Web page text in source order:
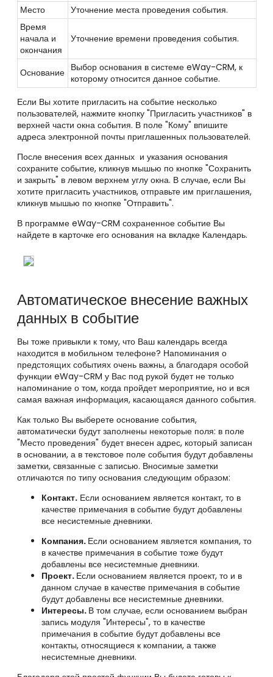
Место
Уточнение места проведения события.
Время
начала и
окончания
Уточнение времени проведения события.
Основание Выбор основания в системе eWay-CRM, к
которому относится данное событие.
Если Вы хотите пригласить на событие несколько
пользователей, нажмите кнопку "Пригласить участников" в
верхней части окна события. В поле "Кому" впишите
адреса электронной почты приглашенных пользователей.
После внесения всех данных и указания основания
сохраните событие, кликнув мышью по кнопке "Сохранить
и закрыть" в левом верхнем углу окна. В случае, если Вы
хотите пригласить участников, отправьте им приглашения,
кликнув мышью по кнопке "Отправить".
В программе eWay-CRM сохраненное событие Вы
найдете в карточке его основания на вкладке Календарь.
Автоматическое внесение важных
данных в событие
Вы тоже привыкли к тому, что Ваш календарь всегда
находится в мобильном телефоне? Напоминания о
предстоящих событиях очень важны, а благодаря особой
функции eWay-CRM у Вас под рукой будет не только
напоминание о том, когда пройдет мероприятие, но и вся
самая важная информация, касающаяся данного события.
Как только Вы выберете основание события,
автоматически будут заполнены некоторые поля: в поле
"Место проведения" будет внесен адрес, который записан
в основании, а в текстовое поле события будут добавлены
заметки, связанные с записью. Вносимые заметки
отличаются по типу основания следующим образом:
Контакт. Если основанием является контакт, то в
качестве примечания в событие будут добавлены
все несистемные дневники.
Компания. Если основанием является компания, то
в качестве примечания в событие тоже будут
добавлены все несистемные дневники.
Проект. Если основанием является проект, то и в
данном случае в качестве примечания в событие
будут добавлены все несистемные дневники.
Интересы. В том случае, если основанием выбран
запись модуля "Интересы", то в качестве
примечания в событие будут добавлены все
контакты, относящиеся к компании, а также
несистемные дневники.